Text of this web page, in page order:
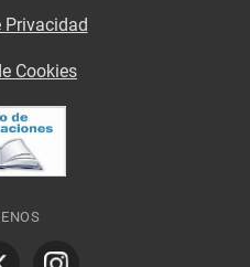
Privacidad
Cookies